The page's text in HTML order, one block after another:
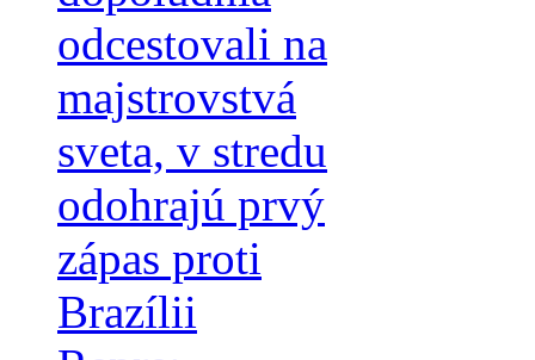
odcestovali na
majstrovstvá
sveta, v stredu
odohrajú prvý
zápas proti
Brazílii